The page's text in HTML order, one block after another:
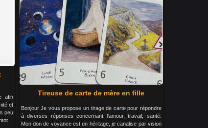
afin
et
peu
Tireuse de carte de mère en fille
Bonjour Je vous propose un tirage de carte pour répondre
à diverses réponses concernant l'amour, travail, santé.
Mon don de voyance est un héritage, je canalise par vision